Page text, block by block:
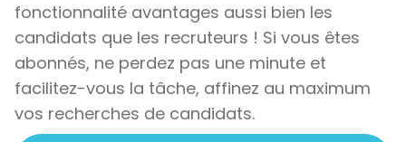
fonctionnalité avantages aussi bien les
candidats que les recruteurs ! Si vous êtes
abonnés, ne perdez pas une minute et
facilitez-vous la tâche, affinez au maximum
vos recherches de candidats.